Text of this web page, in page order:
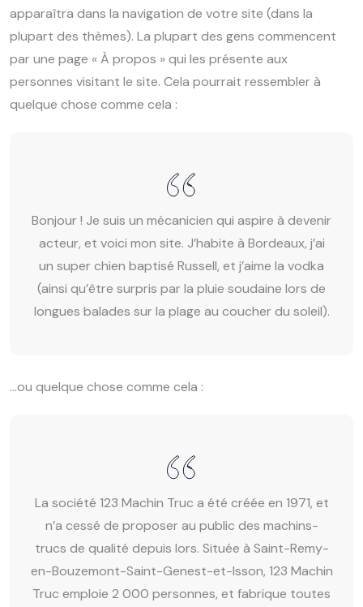
apparaîtra dans la navigation de votre site (dans la
plupart des thèmes). La plupart des gens commencent
par une page « À propos » qui les présente aux
personnes visitant le site. Cela pourrait ressembler à
quelque chose comme cela :
Bonjour ! Je suis un mécanicien qui aspire à devenir
acteur, et voici mon site. J’habite à Bordeaux, j’ai
un super chien baptisé Russell, et j’aime la vodka
(ainsi qu’être surpris par la pluie soudaine lors de
longues balades sur la plage au coucher du soleil).
…ou quelque chose comme cela :
La société 123 Machin Truc a été créée en 1971, et
n’a cessé de proposer au public des machins-
trucs de qualité depuis lors. Située à Saint-Remy-
en-Bouzemont-Saint-Genest-et-Isson, 123 Machin
Truc emploie 2 000 personnes, et fabrique toutes